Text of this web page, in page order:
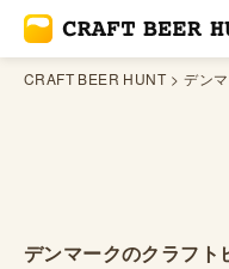
CRAFT BEER HUNT デン
デンマークのクラフト